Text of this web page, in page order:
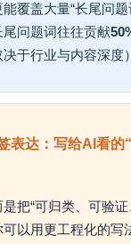
覆盖大量“长尾问题
问题词往往贡献
于行业与内容深度
表达：写给AI看的
把“可归类、可验证
以用更工程化的写